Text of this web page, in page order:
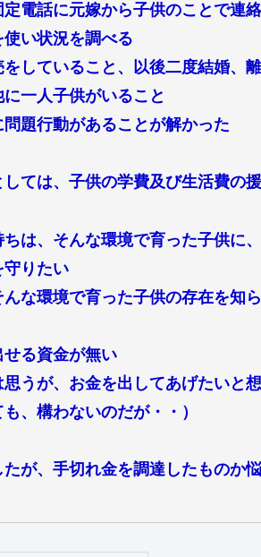
電話に元嫁から子供のことで連
い状況を調べる
していること、以後二度結婚、
一人子供がいること
問題行動があることが解かった
ては、子供の学費及び生活費の
ちは、そんな環境で育った子供に
守りたい
な環境で育った子供の存在を知
る資金が無い
うが、お金を出してあげたいと
、構わないのだが・・）
が、手切れ金を調達したものか